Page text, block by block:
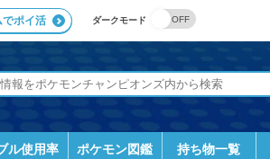
ダークモード
でポイ活
ル使用率 ポケモン図鑑 持ち物一覧